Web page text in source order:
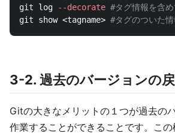
git log
--decorate #タグ情報を含
git show <tagname> #タグのついた
3-2. 過去のバージョンの
Gitの大きなメリットの１つが過去の
作業することができることです。こ